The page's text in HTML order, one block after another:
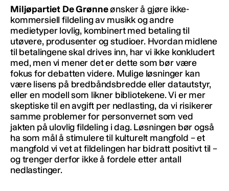
Miljøpartiet De Grønneønsker å gjøre ikke-
kommersiell fildeling av musikk og andre
medietyper lovlig, kombinert med betaling til
utøvere, produsenter og studioer. Hvordan midlene
til betalingene skal drives inn, har vi ikke konkludert
med, men vi mener det er dette som bør være
fokus for debatten videre. Mulige løsninger kan
være lisens på bredbåndsbredde eller datautstyr,
eller en modell som likner bibliotekene. Vi er mer
skeptiske til en avgift per nedlasting, da vi risikerer
samme problemer for personvernet som ved
jakten på ulovlig fildeling i dag. Løsningen bør også
ha som mål å stimulere til kulturelt mangfold – et
mangfold vi vet at fildelingen har bidratt positivt til –
og trenger derfor ikke å fordele etter antall
nedlastinger.